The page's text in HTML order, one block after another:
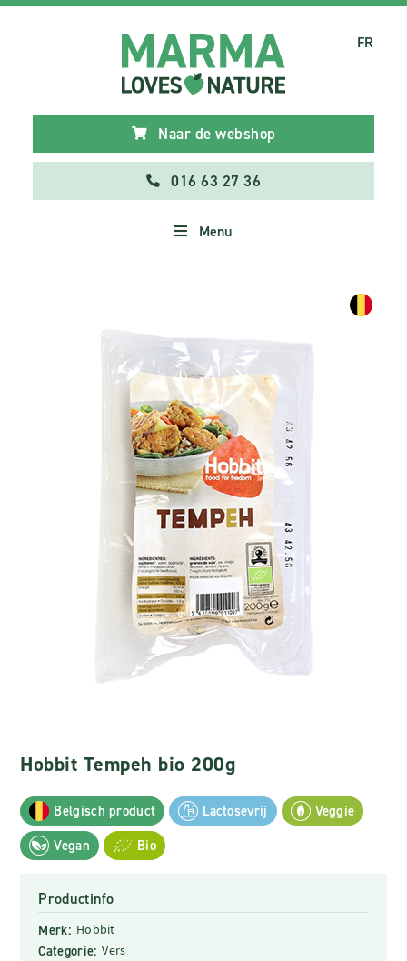
Naar de webshop
016 63 27 36
Menu
FR
Hobbit Tempeh bio 200g
Belgisch product Lactosevrij
Veggie
Vegan
Bio
Productinfo
Merk: Hobbit
Categorie: Vers